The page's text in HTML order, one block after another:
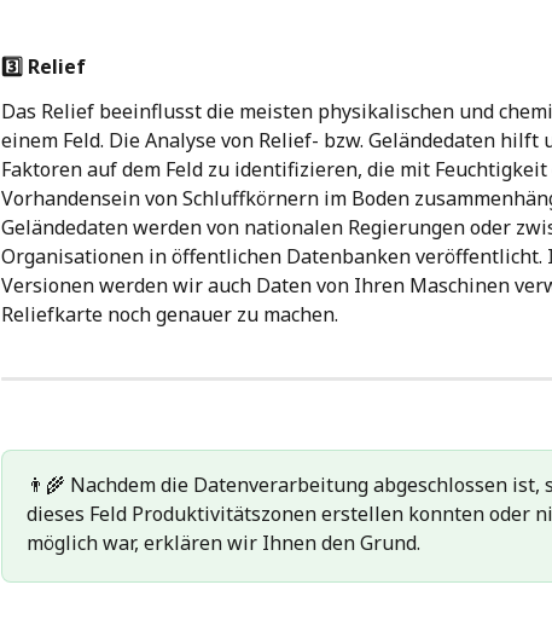
3️⃣ Relief
Das Relief beeinflusst die meisten physikalischen und
einem Feld. Die Analyse von Relief- bzw. Geländedaten
Faktoren auf dem Feld zu identifizieren, die mit Feuchtigkeit
Vorhandensein von Schluffkörnern im Boden
Geländedaten werden von nationalen Regierungen oder
Organisationen in öffentlichen Datenbanken veröffentlicht.
Versionen werden wir auch Daten von Ihren Maschinen
Reliefkarte noch genauer zu machen.
👨‍🌾 Nachdem die Datenverarbeitung abgeschlossen ist,
dieses Feld Produktivitätszonen erstellen konnten oder
möglich war, erklären wir Ihnen den Grund.